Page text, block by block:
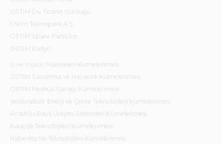
OSTİM Dış Ticaret Günlüğü
Ostim Teknopark A.Ş.
OSTİM Spare Parts Inc.
OSTİM Radyo
İş ve İnşaat Makineleri Kümelenmesi
OSTİM Savunma ve Havacılık Kümelenmesi
OSTİM Medikal Sanayi Kümelenmesi
Yenilenebilir Enerji ve Çevre Teknolojileri Kümelenmesi
Anadolu Raylı Ulaşım Sistemleri Kümelenmesi
Kauçuk Teknolojileri Kümelenmesi
Haberleşme Teknolojileri Kümelenmesi